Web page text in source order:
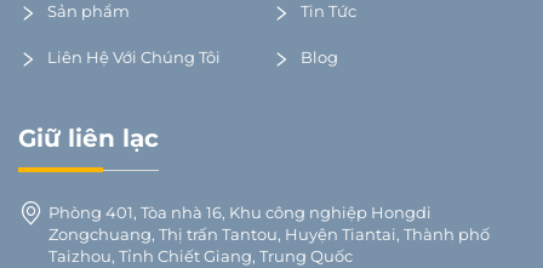
Sản phẩm Tin Tức
Liên Hệ Với Chúng Tôi Blog
Giữ liên lạc
Phòng 401, Tòa nhà 16, Khu công nghiệp Hongdi
Zongchuang, Thị trấn Tantou, Huyện Tiantai, Thành phố
Taizhou, Tỉnh Chiết Giang, Trung Quốc